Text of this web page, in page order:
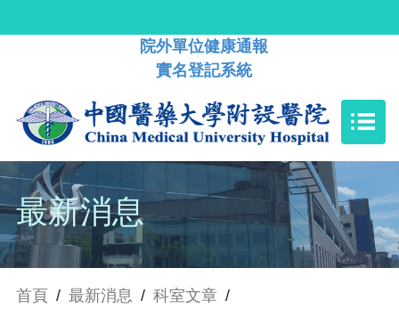
院外單位健康通報
實名登記系統
最新消息
首頁 / 最新消息 / 科室文章 /